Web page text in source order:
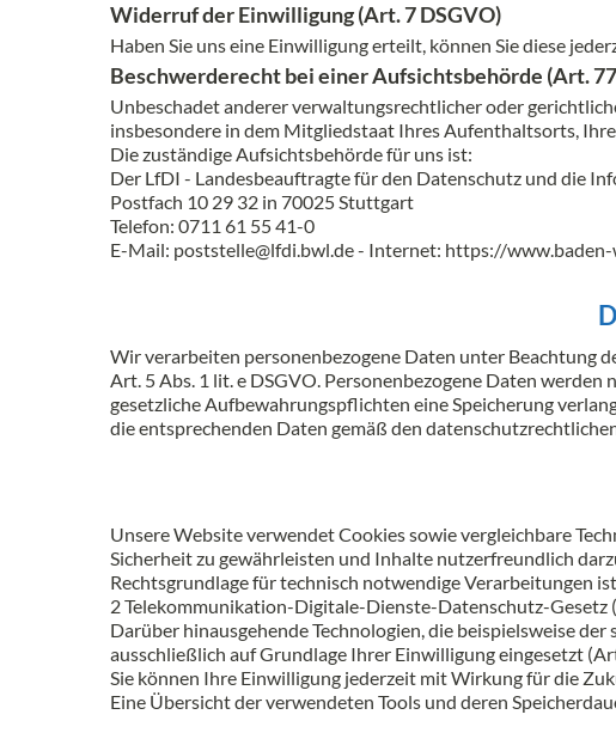
Widerruf der Einwilligung (Art. 7 DSGVO)
Haben Sie uns eine Einwilligung erteilt, können Sie diese
Beschwerderecht bei einer Aufsichtsbehörde (Art.
Unbeschadet anderer verwaltungsrechtlicher oder
insbesondere in dem Mitgliedstaat Ihres Aufenthaltsorts,
Die zuständige Aufsichtsbehörde für uns ist:
Der LfDI - Landesbeauftragte für den Datenschutz und die
Postfach 10 29 32 in 70025 Stuttgart
Telefon: 0711 61 55 41-0
E-Mail: poststelle@lfdi.bwl.de - Internet: https://
Wir verarbeiten personenbezogene Daten unter Beachtung
Art. 5 Abs. 1 lit. e DSGVO. Personenbezogene Daten
gesetzliche Aufbewahrungspflichten eine Speicherung
die entsprechenden Daten gemäß den
Unsere Website verwendet Cookies sowie vergleichbare
Sicherheit zu gewährleisten und Inhalte nutzerfreundlich
Rechtsgrundlage für technisch notwendige Verarbeitungen
2 Telekommunikation-Digitale-Dienste-Datenschutz-Gesetz
Darüber hinausgehende Technologien, die beispielsweise
ausschließlich auf Grundlage Ihrer Einwilligung eingesetzt
Sie können Ihre Einwilligung jederzeit mit Wirkung für die
Eine Übersicht der verwendeten Tools und deren